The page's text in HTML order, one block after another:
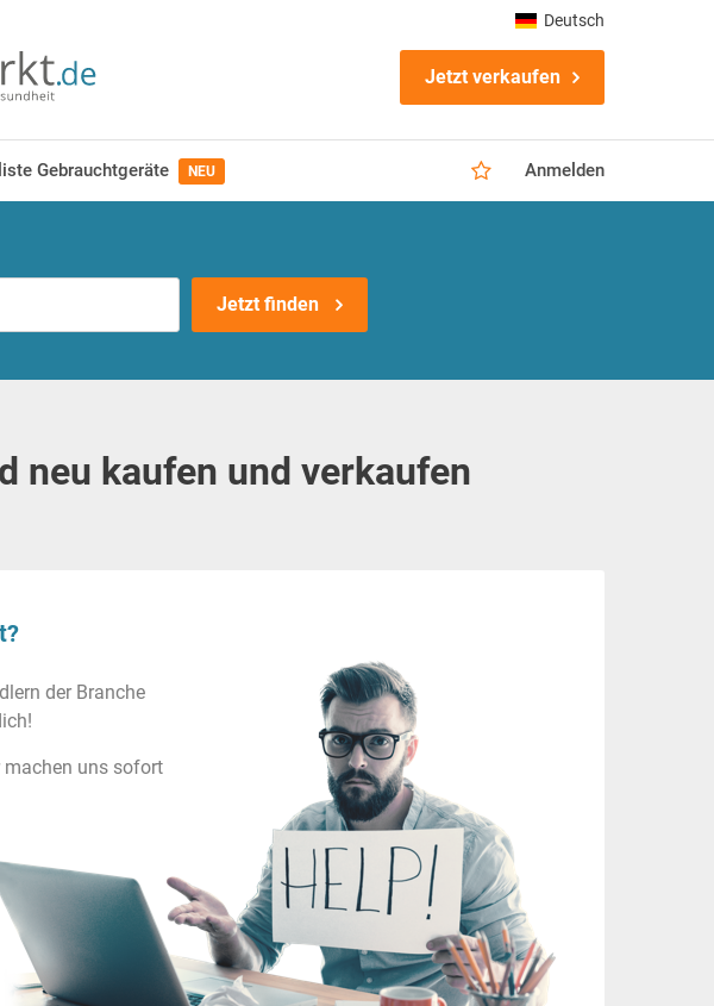
Jetzt verkaufen
Gebrauchtgeräte NEU Anmelden
Deutsch
Jetzt finden
neu kaufen und verkaufen
der Branche
machen uns sofort